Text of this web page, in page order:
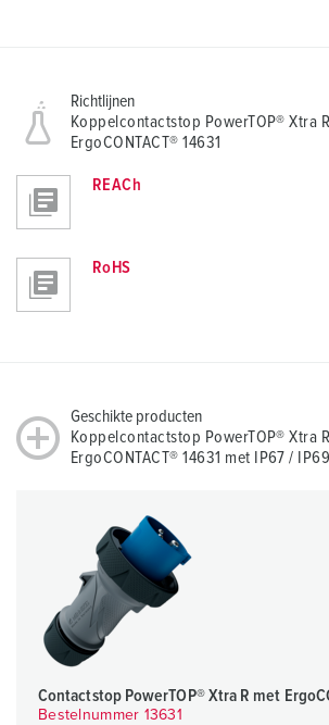
Richtlijnen
Koppelcontactstop PowerTOP® Xtra
ErgoCONTACT® 14631
REACh
RoHS
Geschikte producten
Koppelcontactstop PowerTOP® Xtra
ErgoCONTACT® 14631 met IP67 / IP69
Contactstop PowerTOP® Xtra R met
Bestelnummer 13631